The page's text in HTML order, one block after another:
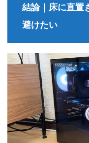
結論｜床に直置
避けたい